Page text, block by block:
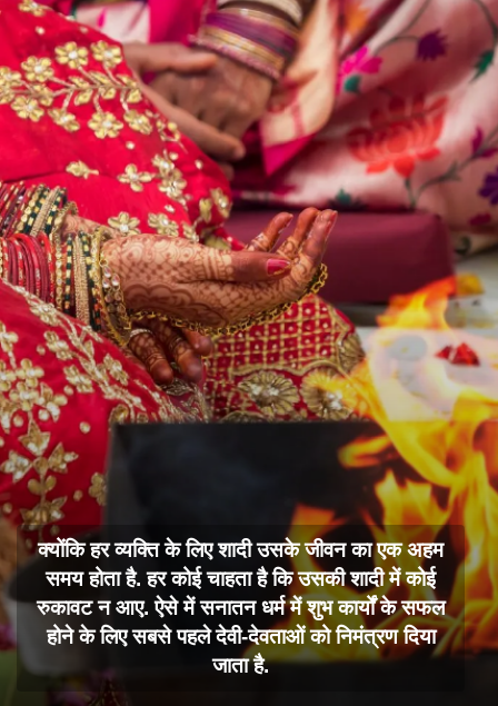
क्योंकि हर व्यक्ति के लिए शादी उसके जीवन का एक अहम
समय होता है. हर कोई चाहता है कि उसकी शादी में कोई
रुकावट न आए. ऐसे में सनातन धर्म में शुभ कार्यों के सफल
होने के लिए सबसे पहले देवी-देवताओं को निमंत्रण दिया
जाता है.